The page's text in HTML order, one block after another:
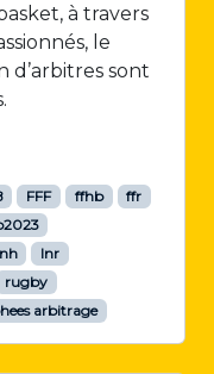
à travers
le
sont
FFF ffhb
ffr
lnr
rugby
arbitrage